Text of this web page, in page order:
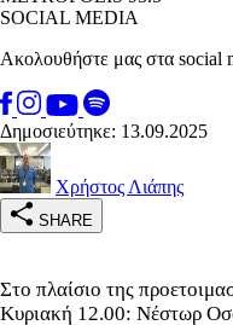
SOCIAL MEDIA
Ακολουθήστε μας στα social
Δημοσιεύτηκε: 13.09.2025
Χρήστος Λιάπης
SHARE
Στο πλαίσιο της
Κυριακή 12.00: Νέστωρ